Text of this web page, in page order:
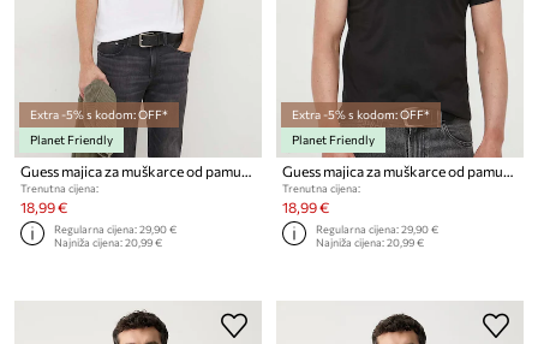
Extra -5% s kodom: OFF*
Planet Friendly
Guess majica za muškarce od pamuka AIDY
Trenutna cijena:
18,99 €
Regularna cijena:29,90 €
Najniža cijena:20,99 €
Extra -5% s kodom: OFF*
Planet Friendly
Guess majica za muškarce od pamuka AIDY
Trenutna cijena:
18,99 €
Regularna cijena:29,90 €
Najniža cijena:20,99 €